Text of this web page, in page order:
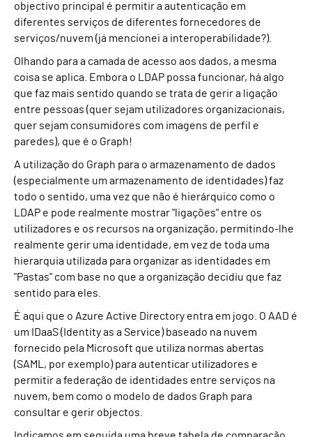
objectivo principal é permitir a autenticação em
diferentes serviços de diferentes fornecedores de
serviços/nuvem (já mencionei a interoperabilidade?).
Olhando para a camada de acesso aos dados, a mesma
coisa se aplica. Embora o LDAP possa funcionar, há algo
que faz mais sentido quando se trata de gerir a ligação
entre pessoas (quer sejam utilizadores organizacionais,
quer sejam consumidores com imagens de perfil e
paredes), que é o Graph!
A utilização do Graph para o armazenamento de dados
(especialmente um armazenamento de identidades) faz
todo o sentido, uma vez que não é hierárquico como o
LDAP e pode realmente mostrar "ligações" entre os
utilizadores e os recursos na organização, permitindo-lhe
realmente gerir uma identidade, em vez de toda uma
hierarquia utilizada para organizar as identidades em
"Pastas" com base no que a organização decidiu que faz
sentido para eles.
É aqui que o Azure Active Directory entra em jogo. O AAD é
um IDaaS (Identity as a Service) baseado na nuvem
fornecido pela Microsoft que utiliza normas abertas
(SAML, por exemplo) para autenticar utilizadores e
permitir a federação de identidades entre serviços na
nuvem, bem como o modelo de dados Graph para
consultar e gerir objectos.